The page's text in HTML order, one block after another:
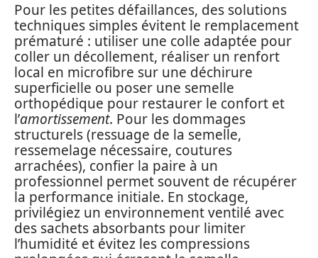
Pour les petites défaillances, des solutions
techniques simples évitent le remplacement
prématuré : utiliser une colle adaptée pour
coller un décollement, réaliser un renfort
local en microfibre sur une déchirure
superficielle ou poser une semelle
orthopédique pour restaurer le confort et
l’amortissement. Pour les dommages
structurels (ressuage de la semelle,
ressemelage nécessaire, coutures
arrachées), confier la paire à un
professionnel permet souvent de récupérer
la performance initiale. En stockage,
privilégiez un environnement ventilé avec
des sachets absorbants pour limiter
l’humidité et évitez les compressions